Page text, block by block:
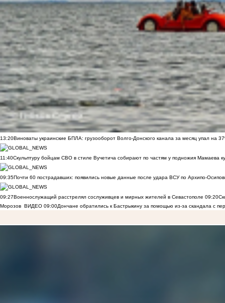
13:20Виноваты украинские БПЛА: грузооборот Волго-Донского канала за месяц упал на
11:40Скульптуру бойцам СВО в стиле Вучетича собирают по частям у подножия Мамаева
09:35Почти 60 пострадавших: появились новые данные после удара ВСУ по Архипо-
09:27Военнослужащий расстрелял сослуживцев и мирных жителей в Севастополе 09:20
Морозов
ВИДЕО 09:00Дончане обратились к Бастрыкину за помощью из-за скандала с